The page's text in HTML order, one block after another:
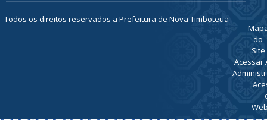
Todos os direitos reservados a Prefeitura de Nova Timboteua
do
Site
Acessar